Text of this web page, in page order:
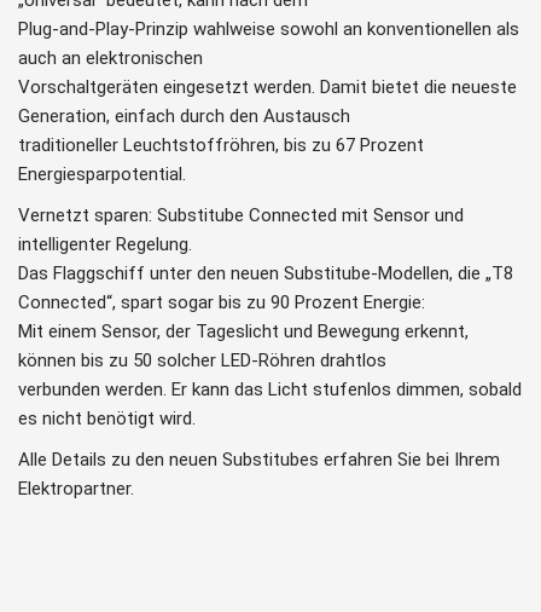
Plug-and-Play-Prinzip wahlweise sowohl an konventionellen als
auch an elektronischen
Vorschaltgeräten eingesetzt werden. Damit bietet die neueste
Generation, einfach durch den Austausch
traditioneller Leuchtstoffröhren, bis zu 67 Prozent
Energiesparpotential.
Vernetzt sparen: Substitube Connected mit Sensor und
intelligenter Regelung.
Das Flaggschiff unter den neuen Substitube-Modellen, die „T8
Connected“, spart sogar bis zu 90 Prozent Energie:
Mit einem Sensor, der Tageslicht und Bewegung erkennt,
können bis zu 50 solcher LED-Röhren drahtlos
verbunden werden. Er kann das Licht stufenlos dimmen, sobald
es nicht benötigt wird.
Alle Details zu den neuen Substitubes erfahren Sie bei Ihrem
Elektropartner.